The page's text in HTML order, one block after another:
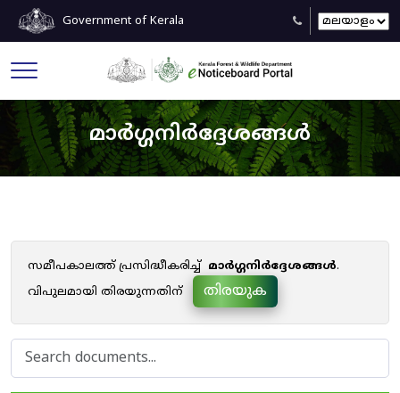
Government of Kerala
മാർഗ്ഗനിർദ്ദേശങ്ങൾ
സമീപകാലത്ത് പ്രസിദ്ധീകരിച്ച് മാർഗ്ഗനിർദ്ദേശങ്ങൾ.
വിപുലമായി തിരയുന്നതിന്
തിരയുക